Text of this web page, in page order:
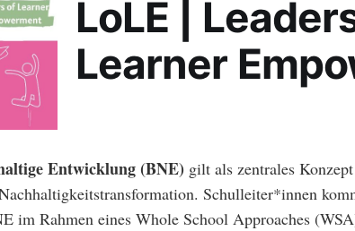
LoLE |
Learner
Entwicklung (BNE) gilt als zentrales
Schulleiter*innen
im Rahmen eines Whole School Approaches